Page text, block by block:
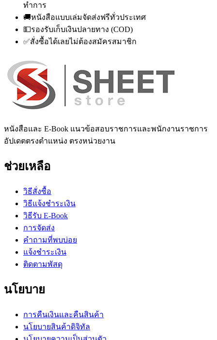
ทำการ
🚚หนังสือแบบเล่มจัดส่งฟรีทั่วประเทศ
💵รองรับเก็บเงินปลายทาง (COD)
✅สั่งซื้อได้เลยไม่ต้องสมัครสมาชิก
หนังสือและ E-Book แนวข้อสอบราชการและพนักงานราชการ
อัปเดตตรงตำแหน่ง ตรงหน่วยงาน
ช่วยเหลือ
วิธีสั่งซื้อ
วิธีแจ้งชำระเงิน
วิธีรับ E-Book
การจัดส่ง
คำถามที่พบบ่อย
แจ้งชำระเงิน
ติดตามพัสดุ
นโยบาย
การคืนเงินและคืนสินค้า
นโยบายสินค้าดิจิทัล